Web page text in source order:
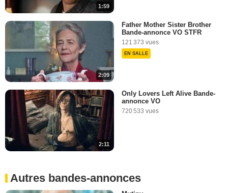
1:59
2:09
Father Mother Sister Brother
Bande-annonce VO STFR
121 373 vues
EN SALLE
2:11
Only Lovers Left Alive Bande-
annonce VO
720 533 vues
Autres bandes-annonces